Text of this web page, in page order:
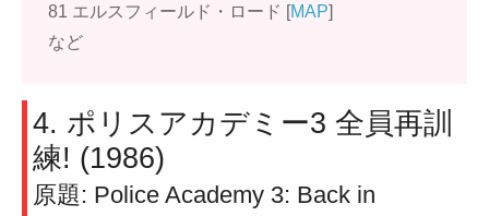
81 エルスフィールド・ロード [MAP]
など
4. ポリスアカデミー3 全員再訓
練! (1986)
原題: Police Academy 3: Back in